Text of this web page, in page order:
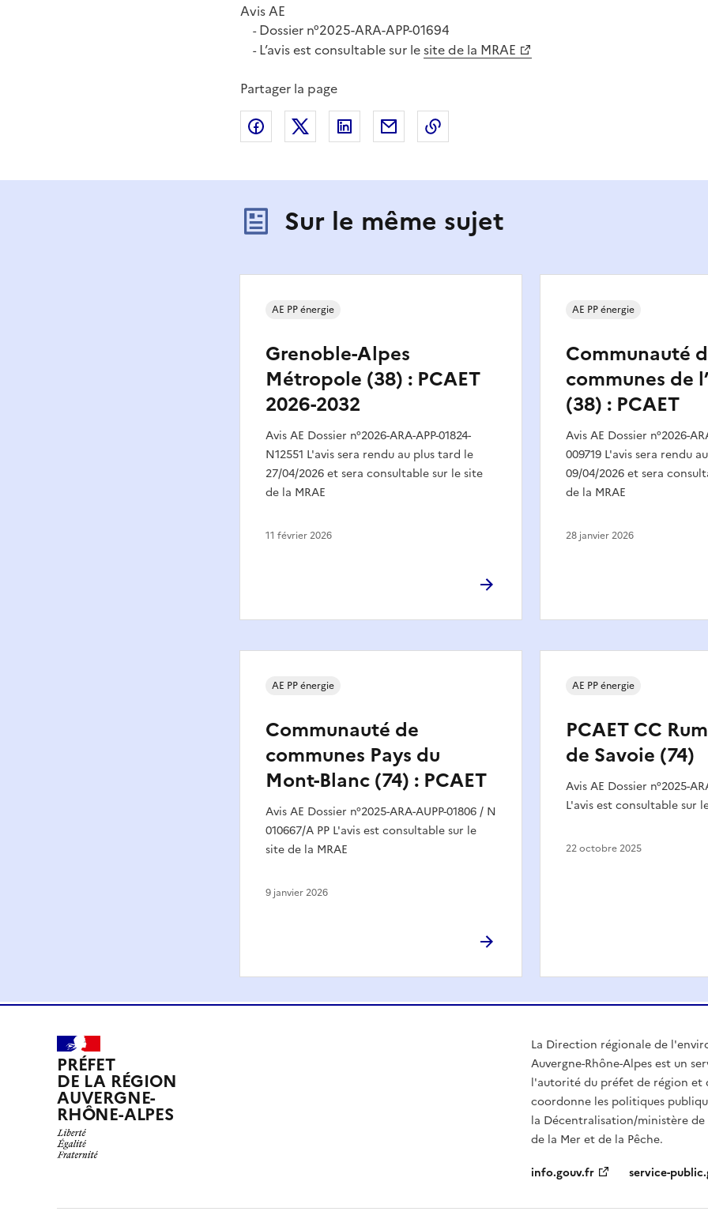
Avis AE
-Dossier n°2025-ARA-APP-01694
-L’avis est consultable sur lesite de la MRAE
Partager la page
Partager sur Facebook
Partager sur XPartager sur LinkedIn
Partager par email
Sur le même sujet
Grenoble-Alpes
Métropole (38) : PCAET
2026-2032
Avis AE Dossier n°2026-ARA-APP-01824-
N12551 L'avis sera rendu au plus tard le
27/04/2026 et sera consultable sur le site
de la MRAE
AE PP énergie
11 février 2026
Communauté
communes de
(38) : PCAET
Avis AE Dossier n°2026-
009719 L'avis sera rendu
09/04/2026 et sera
de la MRAE
AE PP énergie
28 janvier 2026
Communauté de
communes Pays du
Mont-Blanc (74) : PCAET
Avis AE Dossier n°2025-ARA-AUPP-01806 / N
010667/A PP L'avis est consultable sur le
site de la MRAE
AE PP énergie
9 janvier 2026
PCAET CC
de Savoie (74)
Avis AE Dossier n°2025-
L'avis est consultable sur
AE PP énergie
22 octobre 2025
PRÉFET
DE LA RÉGION
AUVERGNE-
RHÔNE-ALPES
La Direction régionale de
Auvergne-Rhône-Alpes est un
l'autorité du préfet de région et
coordonne les politiques
la Décentralisation/ministère
de la Mer et de la Pêche.
info.gouv.fr
service-